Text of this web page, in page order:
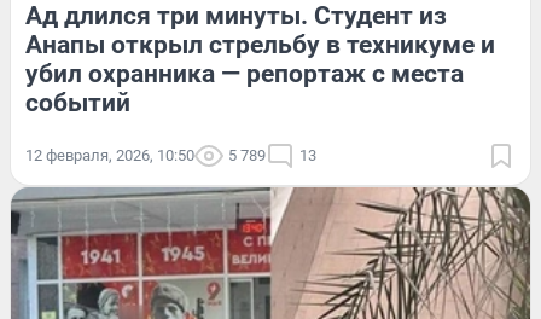
Ад длился три минуты. Студент из
Анапы открыл стрельбу в техникуме и
убил охранника — репортаж с места
событий
12 февраля, 2026, 10:50 5 789 13